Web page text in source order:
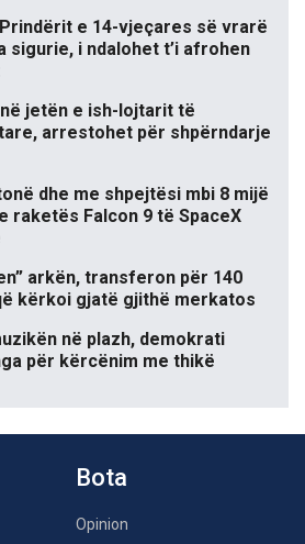
e 14-vjeçares së vrarë
sigurie, i ndalohet t’i afrohen
jetën e ish-lojtarit të
arrestohet për shpërndarje
dhe me shpejtësi mbi 8 mijë
raketës Falcon 9 të SpaceX
arkën, transferon për 140
kërkoi gjatë gjithë merkatos
në plazh, demokrati
për kërcënim me thikë
Bota
Opinion